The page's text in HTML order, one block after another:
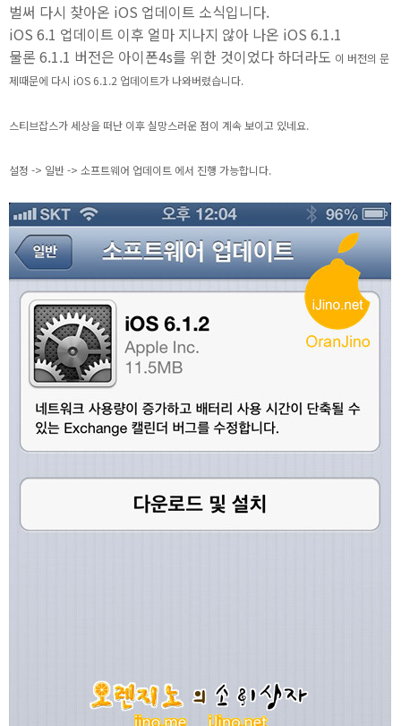
벌써 다시 찾아온 iOS 업데이트 소식입니다.
iOS 6.1 업데이트 이후 얼마 지나지 않아 나온 iOS 6.1.1
물론 6.1.1 버전은 아이폰4s를 위한 것이었다 하더라도 이 버전의 문
제때문에 다시 iOS 6.1.2 업데이트가 나와버렸습니다.
스티브잡스가 세상을 떠난 이후 실망스러운 점이 계속 보이고 있네요.
설정 -> 일반 -> 소프트웨어 업데이트 에서 진행 가능합니다.